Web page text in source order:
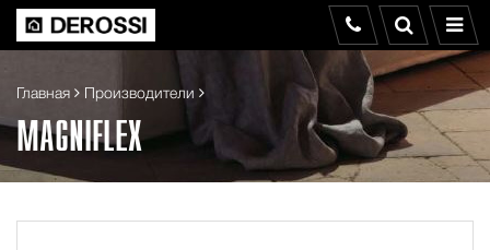
Главная Производители
MAGNIFLEX